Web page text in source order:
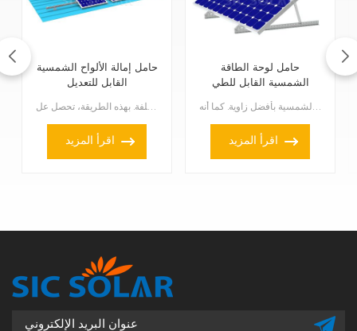
حامل إمالة الألواح الشمسية
القابل للتعديل
مع حامل إمالة الألواح الشمسية القابل للتعديل، يمكنك إمالة اللوح بزوايا مختلفة. بهذه الطريقة، تحصل عل...
اقرأ المزيد
حامل لوحة الطاقة
الشمسية القابل للطي
حامل الألواح الشمسية القابل للطي والتعديل هو طريقة عملية لتركيب ألواحك الشمسية بأفضل زاوية. كما أنه ...
اقرأ المزيد